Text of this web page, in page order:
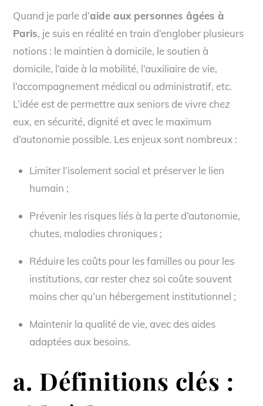
Quand je parle d’aide aux personnes âgées à
Paris, je suis en réalité en train d’englober plusieurs
notions : le maintien à domicile, le soutien à
domicile, l’aide à la mobilité, l’auxiliaire de vie,
l’accompagnement médical ou administratif, etc.
L’idée est de permettre aux seniors de vivre chez
eux, en sécurité, dignité et avec le maximum
d’autonomie possible. Les enjeux sont nombreux :
Limiter l’isolement social et préserver le lien
humain ;
Prévenir les risques liés à la perte d’autonomie,
chutes, maladies chroniques ;
Réduire les coûts pour les familles ou pour les
institutions, car rester chez soi coûte souvent
moins cher qu’un hébergement institutionnel ;
Maintenir la qualité de vie, avec des aides
adaptées aux besoins.
a. Définitions clés :